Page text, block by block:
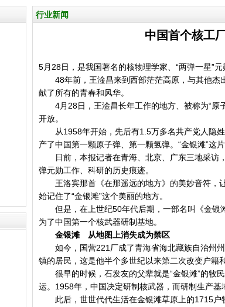
行业新闻
中国首个核工
5月28日，是我国著名的核物理学家、“两弹一星”元
48年前，王淦昌来到西部茫茫高原，与其他杰
献了所有的青春和风华。
4月28日，王淦昌长年工作的地方、被称为“原
开放。
从1958年开始，先后有1.5万多名共产党人隐姓
产了中国第一颗原子弹、第一颗氢弹。“金银滩”这
日前，本报记者在青海、北京、广东三地采访
弹元勋工作、科研的历史痕迹。
王洛宾那首《在那遥远的地方》的美妙音符，
始记住了“金银滩”这个美丽的地方。
但是，在上世纪50年代后期，一部名叫《金银
为了中国第一个核武器研制基地。
金银滩 从地图上消失成为禁区
如今，国营221厂成了青海省海北藏族自治州州
镇的居民，这是他半个多世纪以来第二次改变户籍
很早的时候，石发友的父辈就是“金银滩”的牧
运。1958年，中国决定研制核武器，而研制生产基
此后，世世代代生活在金银滩草原上的1715户